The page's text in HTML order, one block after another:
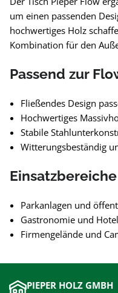
um einen passenden
hochwertiges Holz
Kombination für den
Passend zur
Fließendes Design
Hochwertiges
Stabile
Witterungsbeständig
Einsatzbereiche
Parkanlagen und
Gastronomie und
Firmengelände und
PIEPER HOLZ GMBH